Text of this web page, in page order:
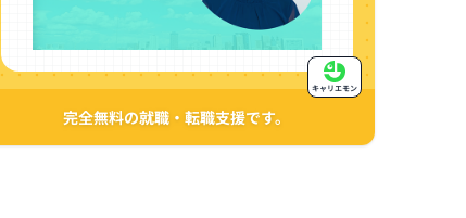
完全無料の就職・転職支援です。
キャリエモン